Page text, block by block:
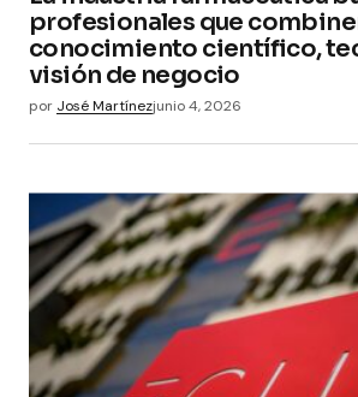
profesionales que
conocimiento científico,
visión de negocio
por José Martínezjunio 4, 2026